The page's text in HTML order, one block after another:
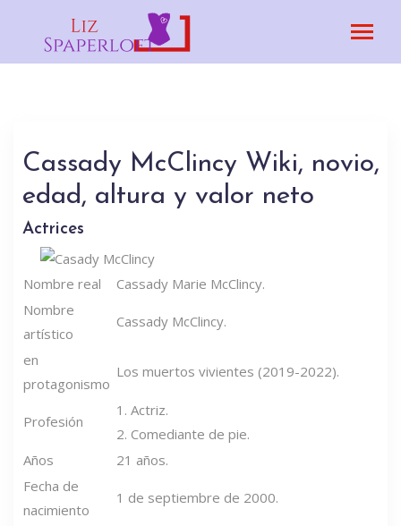
Cassady McClincy Wiki, novio,
edad, altura y valor neto
Actrices
Nombre real
Cassady Marie McClincy.
Nombre
artístico
Cassady McClincy.
en
protagonismo
Los muertos vivientes (2019-2022).
Profesión
1. Actriz.
2. Comediante de pie.
Años
21 años.
Fecha de
nacimiento
1 de septiembre de 2000.